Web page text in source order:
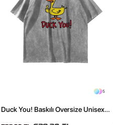
5
Duck You! Baskılı Oversize Unisex